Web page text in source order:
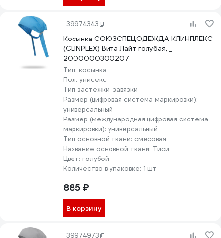
39974343
Косынка СОЮЗСПЕЦОДЕЖДА КЛИНПЛЕКС
(CLINPLEX) Вита Лайт голубая, _
2000000300207
Тип: косынка
Пол: унисекс
Тип застежки: завязки
Размер (цифровая система маркировки):
универсальный
Размер (международная цифровая система
маркировки): универсальный
Тип основной ткани: смесовая
Название основной ткани: Тиси
Цвет: голубой
Количество в упаковке: 1 шт
885 ₽
В корзину
39974973